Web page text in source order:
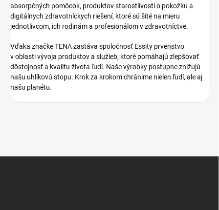
absorpčných pomôcok, produktov starostlivosti o pokožku a
digitálnych zdravotníckych riešení, ktoré sú šité na mieru
jednotlivcom, ich rodinám a profesionálom v zdravotníctve.
Vďaka značke TENA zastáva spoločnosť Essity prvenstvo
v oblasti vývoja produktov a služieb, ktoré pomáhajú zlepšovať
dôstojnosť a kvalitu života ľudí. Naše výrobky postupne znižujú
našu uhlíkovú stopu. Krok za krokom chránime nielen ľudí, ale aj
našu planétu.